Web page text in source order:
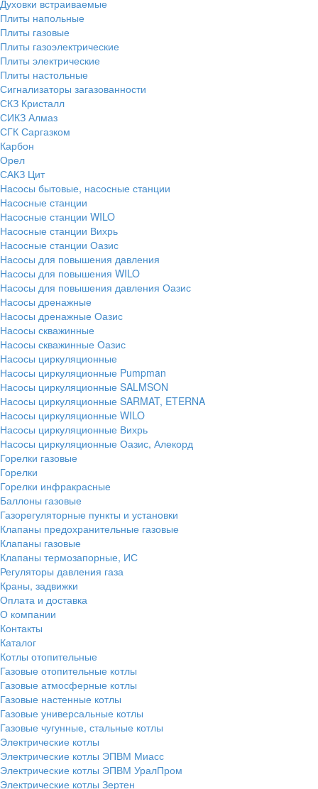
Духовки встраиваемые
Плиты напольные
Плиты газовые
Плиты газоэлектрические
Плиты электрические
Плиты настольные
Сигнализаторы загазованности
СКЗ Кристалл
СИКЗ Алмаз
СГК Саргазком
Карбон
Орел
САКЗ Цит
Насосы бытовые, насосные станции
Насосные станции
Насосные станции WILO
Насосные станции Вихрь
Насосные станции Оазис
Насосы для повышения давления
Насосы для повышения WILO
Насосы для повышения давления Оазис
Насосы дренажные
Насосы дренажные Оазис
Насосы скважинные
Насосы скважинные Оазис
Насосы циркуляционные
Насосы циркуляционные Pumpman
Насосы циркуляционные SALMSON
Насосы циркуляционные SARMAT, ETERNA
Насосы циркуляционные WILO
Насосы циркуляционные Вихрь
Насосы циркуляционные Оазис, Алекорд
Горелки газовые
Горелки
Горелки инфракрасные
Баллоны газовые
Газорегуляторные пункты и установки
Клапаны предохранительные газовые
Клапаны газовые
Клапаны термозапорные, ИС
Регуляторы давления газа
Краны, задвижки
Оплата и доставка
О компании
Контакты
Каталог
Котлы отопительные
Газовые отопительные котлы
Газовые атмосферные котлы
Газовые настенные котлы
Газовые универсальные котлы
Газовые чугунные, стальные котлы
Электрические котлы
Электрические котлы ЭПВМ Миасс
Электрические котлы ЭПВМ УралПром
Электрические котлы Зертен